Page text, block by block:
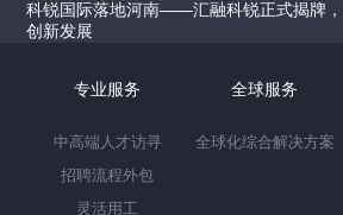
科锐国际落地河南——汇融科锐正式揭牌，
创新发展
专业服务
中高端人才访寻
招聘流程外包
灵活用工
全球服务
全球化综合解决方案